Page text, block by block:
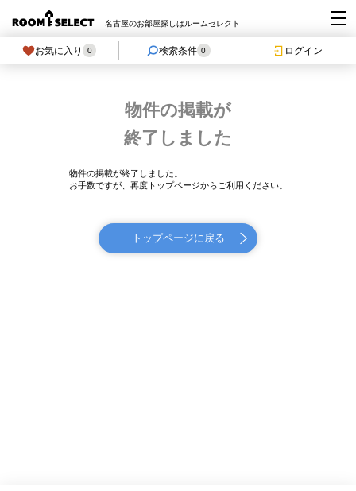
名古屋のお部屋探しはルームセレクト
お気に入り 0 検索条件 0 ログイン
物件の掲載が
終了しました
物件の掲載が終了しました。
お手数ですが、再度トップページからご利用ください。
トップページに戻る